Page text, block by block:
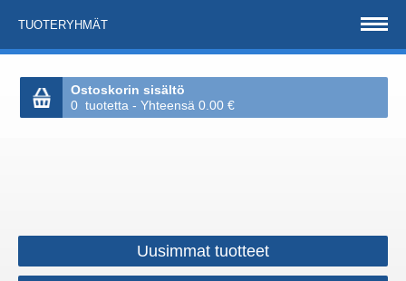
TUOTERYHMÄT
Ostoskorin sisältö
0 tuotetta - Yhteensä 0.00 €
Uusimmat tuotteet